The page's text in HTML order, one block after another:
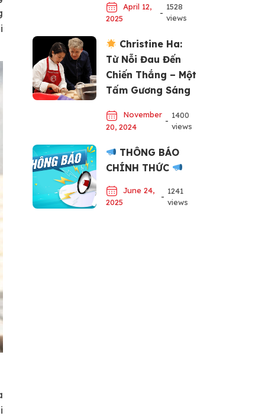
April 12,
2025
-
1528
views
Christine Ha:
Từ Nỗi Đau Đến
Chiến Thắng – Một
Tấm Gương Sáng
Lực
November
20, 2024
-
1400
views
THÔNG BÁO
CHÍNH THỨC
June 24,
2025
-
1241
views